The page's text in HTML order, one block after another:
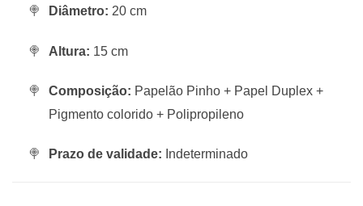
Diâmetro: 20 cm
Altura: 15 cm
Composição: Papelão Pinho + Papel Duplex +
Pigmento colorido + Polipropileno
Prazo de validade: Indeterminado